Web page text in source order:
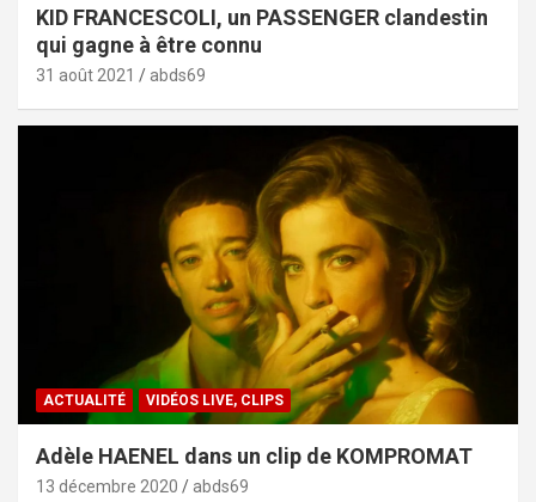
KID FRANCESCOLI, un PASSENGER clandestin
qui gagne à être connu
31 août 2021 abds69
ACTUALITÉ VIDÉOS LIVE, CLIPS
Adèle HAENEL dans un clip de KOMPROMAT
13 décembre 2020 abds69